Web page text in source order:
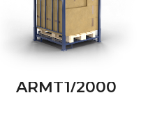
ARMT1/2000